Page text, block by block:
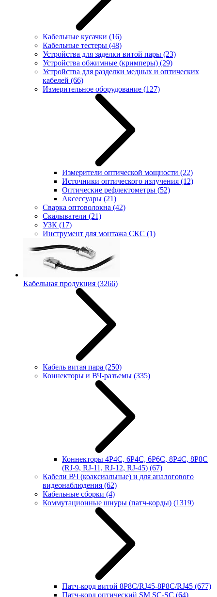
Кабельные кусачки (16)
Кабельные тестеры (48)
Устройства для заделки витой пары (23)
Устройства обжимные (кримперы) (29)
Устройства для разделки медных и оптических
кабелей (66)
Измерительное оборудование (127)
Измерители оптической мощности (22)
Источники оптического излучения (12)
Оптические рефлектометры (52)
Аксессуары (21)
Сварка оптоволокна (42)
Скалыватели (21)
УЗК (17)
Инструмент для монтажа СКС (1)
Кабельная продукция (3266)
Кабель витая пара (250)
Коннекторы и ВЧ-разъемы (335)
Коннекторы 4P4C, 6P4C, 6P6C, 8P4C, 8P8C
(RJ-9, RJ-11, RJ-12, RJ-45) (67)
Кабели ВЧ (коаксиальные) и для аналогового
видеонаблюдения (62)
Кабельные сборки (4)
Коммутационные шнуры (патч-корды) (1319)
Патч-корд витой 8P8C/RJ45-8P8C/RJ45 (677)
Патч-корд оптический SM SC-SC (64)